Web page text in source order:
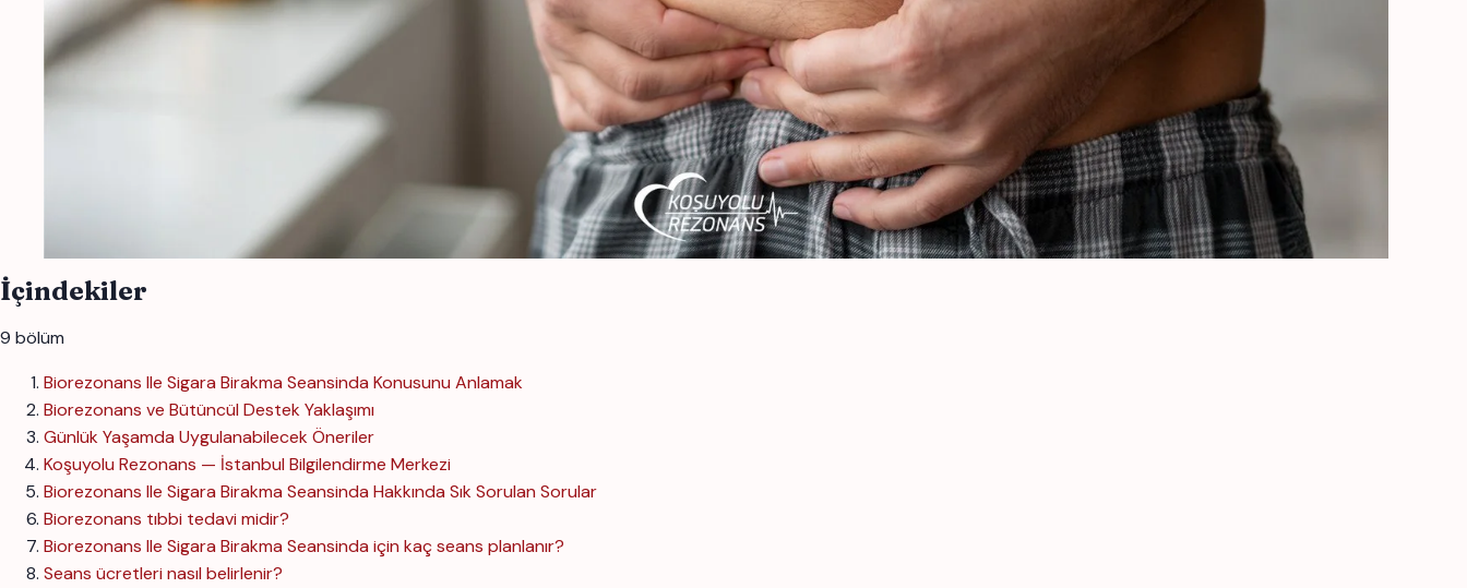
İçindekiler
9 bölüm
Biorezonans Ile Sigara Birakma Seansinda Konusunu Anlamak
Biorezonans ve Bütüncül Destek Yaklaşımı
Günlük Yaşamda Uygulanabilecek Öneriler
Koşuyolu Rezonans — İstanbul Bilgilendirme Merkezi
Biorezonans Ile Sigara Birakma Seansinda Hakkında Sık Sorulan Sorular
Biorezonans tıbbi tedavi midir?
Biorezonans Ile Sigara Birakma Seansinda için kaç seans planlanır?
Seans ücretleri nasıl belirlenir?